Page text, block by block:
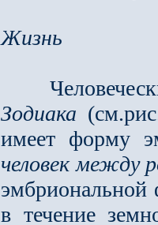
Жизнь
Зодиака
имеет форму
человек между
в течение